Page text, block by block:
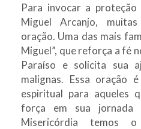
Para invocar a
Miguel Arcanjo,
oração. Uma das mais
Miguel”, que reforça a fé
Paraíso e solicita sua
malignas. Essa oração
espiritual para aqueles
força em sua
Misericórdia temos